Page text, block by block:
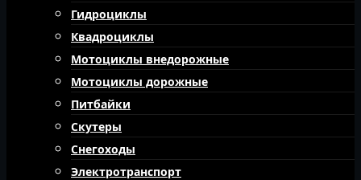
Гидроциклы
Квадроциклы
Мотоциклы внедорожные
Мотоциклы дорожные
Питбайки
Скутеры
Снегоходы
Электротранспорт